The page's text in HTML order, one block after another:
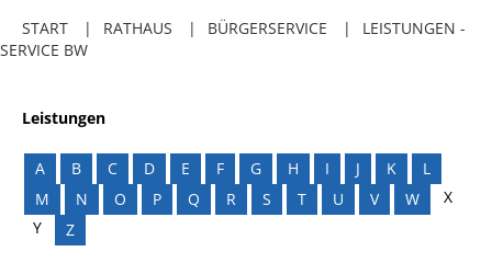
START RATHAUS BÜRGERSERVICE
LEISTUNGEN -
SERVICE BW
Leistungen
A B C D E F G H I J K
L
M
N O P Q R S T U V W
X
Y
Z